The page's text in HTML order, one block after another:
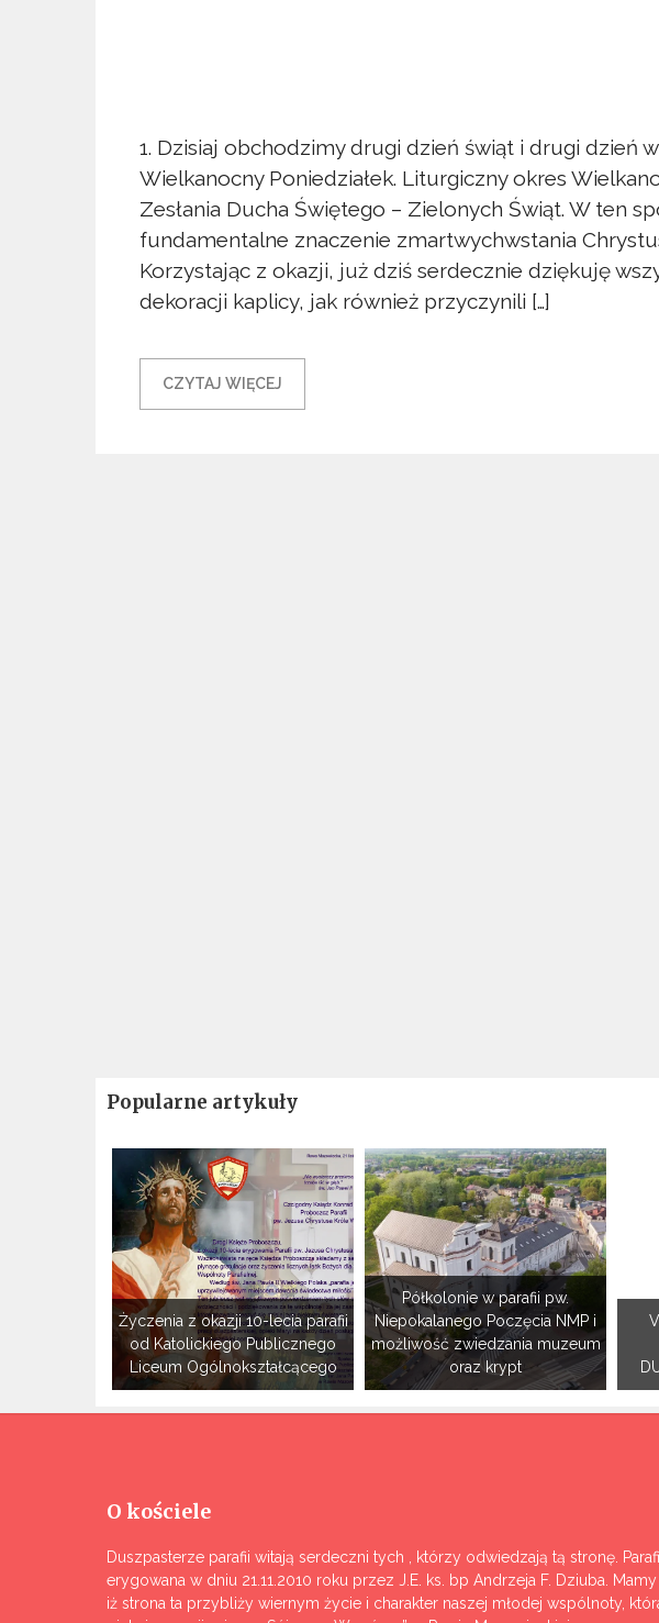
1. Dzisiaj obchodzimy drugi dzień świąt i drugi dzień
Wielkanocny Poniedziałek. Liturgiczny okres
Zesłania Ducha Świętego – Zielonych Świąt. W ten
fundamentalne znaczenie zmartwychwstania
Korzystając z okazji, już dziś serdecznie dziękuję
dekoracji kaplicy, jak również przyczynili […]
CZYTAJ WIĘCEJ
Popularne artykuły
Życzenia z okazji 10-lecia parafii
od Katolickiego Publicznego
Liceum Ogólnokształcącego
Półkolonie w parafii pw.
Niepokalanego Poczęcia NMP i
możliwość zwiedzania muzeum
oraz krypt
O kościele
Duszpasterze parafii witają serdeczni tych , którzy odwiedzają tą stronę.
erygowana w dniu 21.11.2010 roku przez J.E. ks. bp Andrzeja F. Dziuba.
iż strona ta przybliży wiernym życie i charakter naszej młodej wspólnoty,